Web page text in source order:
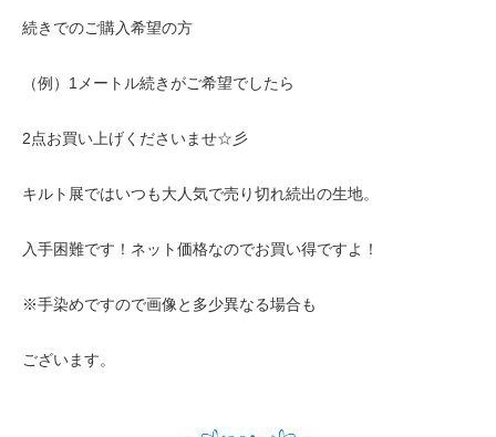
続きでのご購入希望の方
（例）1メートル続きがご希望でしたら
2点お買い上げくださいませ☆彡
キルト展ではいつも大人気で売り切れ続出の生地。
入手困難です！ネット価格なのでお買い得ですよ！
※手染めですので画像と多少異なる場合も
ございます。